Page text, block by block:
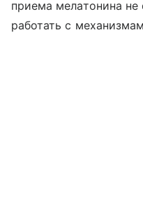
приема мелатонина не
работать с